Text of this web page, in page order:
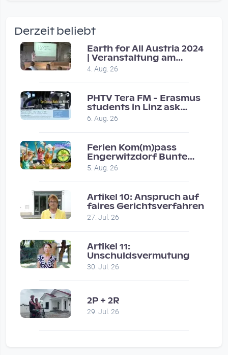
Vor 2 weeks 3 days
Coole Sendung, tolle…
Vor 1 month 2 weeks
Eure Show war super :-)…
Vor 1 month 2 weeks
Derzeit beliebt
Earth for All Austria 2024
| Veranstaltung am
8.7.2024
4. Aug. 26
PHTV Tera FM - Erasmus
students in Linz ask
people on road for
recommendations
6. Aug. 26
Ferien Kom(m)pass
Engerwitzdorf Bunte
Hundestunde
5. Aug. 26
Artikel 10: Anspruch auf
faires Gerichtsverfahren
27. Jul. 26
Artikel 11:
Unschuldsvermutung
30. Jul. 26
2P + 2R
29. Jul. 26